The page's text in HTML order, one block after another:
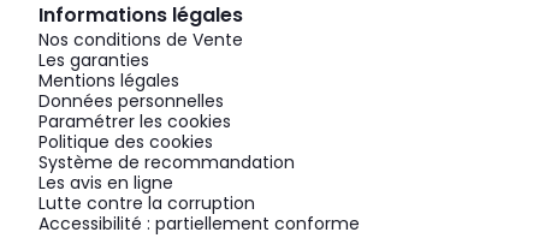
Informations légales
Nos conditions de Vente
Les garanties
Mentions légales
Données personnelles
Paramétrer les cookies
Politique des cookies
Système de recommandation
Les avis en ligne
Lutte contre la corruption
Accessibilité : partiellement conforme